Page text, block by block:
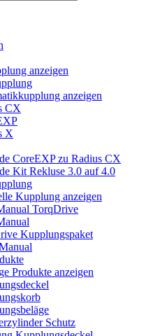
anzeigen
anzeigen
CX
X
CoreEXP zu Radius CX
Kit Rekluse 3.0 auf 4.0
Kupplung anzeigen
TorqDrive
Kupplungspaket
Produkte anzeigen
Schutz